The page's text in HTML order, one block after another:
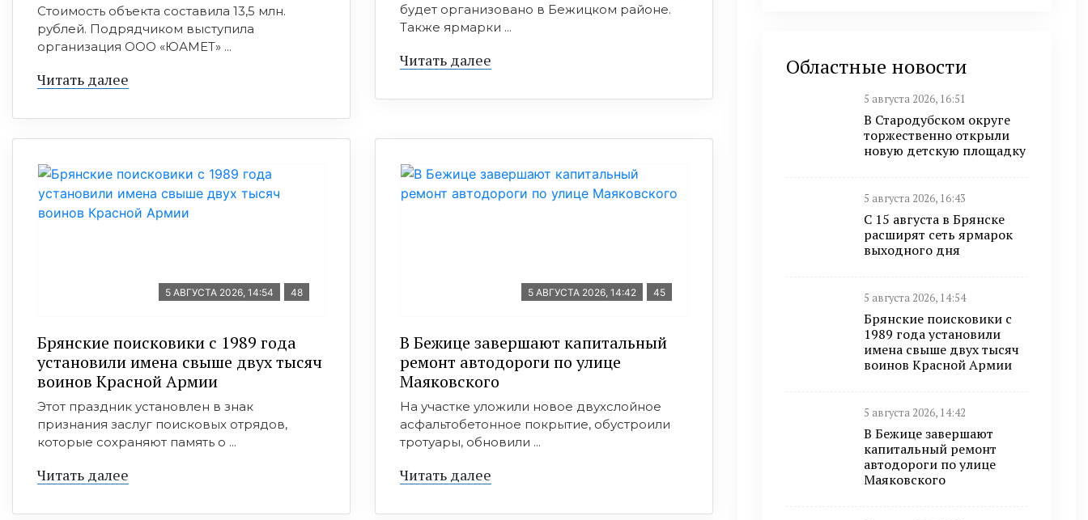
Стоимость объекта составила 13,5 млн.
рублей. Подрядчиком выступила
организация ООО «ЮАМЕТ» ...
Читать далее
будет организовано в Бежицком районе.
Также ярмарки ...
Читать далее
5 АВГУСТА 2026, 14:54 48
Брянские поисковики с 1989 года
установили имена свыше двух тысяч
воинов Красной Армии
Этот праздник установлен в знак
признания заслуг поисковых отрядов,
которые сохраняют память о ...
Читать далее
5 АВГУСТА 2026, 14:42 45
В Бежице завершают капитальный
ремонт автодороги по улице
Маяковского
На участке уложили новое двухслойное
асфальтобетонное покрытие, обустроили
тротуары, обновили ...
Читать далее
Областные новости
5 августа 2026, 16:51
В Стародубском округе
торжественно открыли
новую детскую площадку
5 августа 2026, 16:43
С 15 августа в Брянске
расширят сеть ярмарок
выходного дня
5 августа 2026, 14:54
Брянские поисковики с
1989 года установили
имена свыше двух тысяч
воинов Красной Армии
5 августа 2026, 14:42
В Бежице завершают
капитальный ремонт
автодороги по улице
Маяковского